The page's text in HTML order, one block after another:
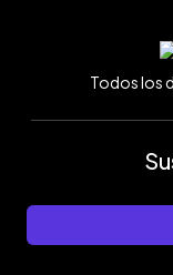
Todos los